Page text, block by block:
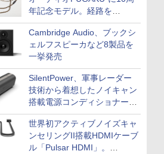
年記念モデル。経路を
NISHIKIで統一。400万円
Cambridge Audio、ブックシ
ェルフスピーカなど8製品を
一挙発売
SilentPower、軍事レーダー
技術から着想したノイキャン
搭載電源コンディショナー
「AC iPurifier2」
世界初アクティブノイズキャ
ンセリングII搭載HDMIケーブ
ル「Pulsar HDMI」。